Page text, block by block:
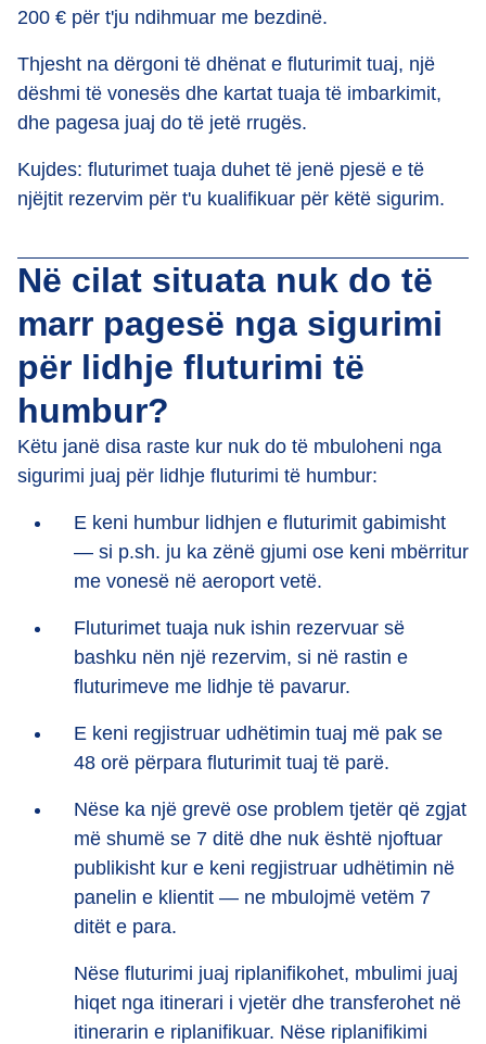
200 € për t'ju ndihmuar me bezdinë.
Thjesht na dërgoni të dhënat e fluturimit tuaj, një
dëshmi të vonesës dhe kartat tuaja të imbarkimit,
dhe pagesa juaj do të jetë rrugës.
Kujdes: fluturimet tuaja duhet të jenë pjesë e të
njëjtit rezervim për t'u kualifikuar për këtë sigurim.
Në cilat situata nuk do të
marr pagesë nga sigurimi
për lidhje fluturimi të
humbur?
Këtu janë disa raste kur nuk do të mbuloheni nga
sigurimi juaj për lidhje fluturimi të humbur:
E keni humbur lidhjen e fluturimit gabimisht
— si p.sh. ju ka zënë gjumi ose keni mbërritur
me vonesë në aeroport vetë.
Fluturimet tuaja nuk ishin rezervuar së
bashku nën një rezervim, si në rastin e
fluturimeve me lidhje të pavarur.
E keni regjistruar udhëtimin tuaj më pak se
48 orë përpara fluturimit tuaj të parë.
Nëse ka një grevë ose problem tjetër që zgjat
më shumë se 7 ditë dhe nuk është njoftuar
publikisht kur e keni regjistruar udhëtimin në
panelin e klientit — ne mbulojmë vetëm 7
ditët e para.
Nëse fluturimi juaj riplanifikohet, mbulimi juaj
hiqet nga itinerari i vjetër dhe transferohet në
itinerarin e riplanifikuar. Nëse riplanifikimi